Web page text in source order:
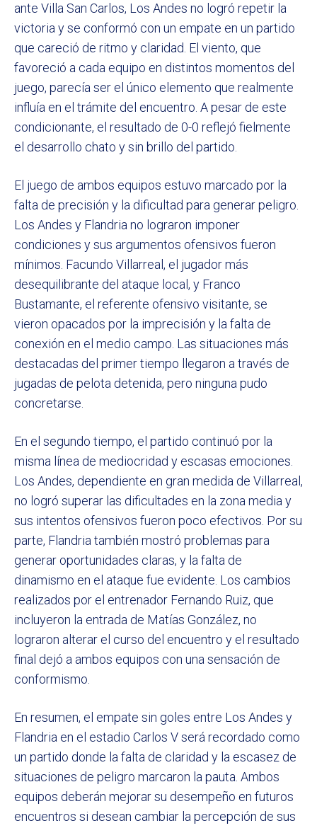
ante Villa San Carlos, Los Andes no logró repetir la
victoria y se conformó con un empate en un partido
que careció de ritmo y claridad. El viento, que
favoreció a cada equipo en distintos momentos del
juego, parecía ser el único elemento que realmente
influía en el trámite del encuentro. A pesar de este
condicionante, el resultado de 0-0 reflejó fielmente
el desarrollo chato y sin brillo del partido.
El juego de ambos equipos estuvo marcado por la
falta de precisión y la dificultad para generar peligro.
Los Andes y Flandria no lograron imponer
condiciones y sus argumentos ofensivos fueron
mínimos. Facundo Villarreal, el jugador más
desequilibrante del ataque local, y Franco
Bustamante, el referente ofensivo visitante, se
vieron opacados por la imprecisión y la falta de
conexión en el medio campo. Las situaciones más
destacadas del primer tiempo llegaron a través de
jugadas de pelota detenida, pero ninguna pudo
concretarse.
En el segundo tiempo, el partido continuó por la
misma línea de mediocridad y escasas emociones.
Los Andes, dependiente en gran medida de Villarreal,
no logró superar las dificultades en la zona media y
sus intentos ofensivos fueron poco efectivos. Por su
parte, Flandria también mostró problemas para
generar oportunidades claras, y la falta de
dinamismo en el ataque fue evidente. Los cambios
realizados por el entrenador Fernando Ruiz, que
incluyeron la entrada de Matías González, no
lograron alterar el curso del encuentro y el resultado
final dejó a ambos equipos con una sensación de
conformismo.
En resumen, el empate sin goles entre Los Andes y
Flandria en el estadio Carlos V será recordado como
un partido donde la falta de claridad y la escasez de
situaciones de peligro marcaron la pauta. Ambos
equipos deberán mejorar su desempeño en futuros
encuentros si desean cambiar la percepción de sus